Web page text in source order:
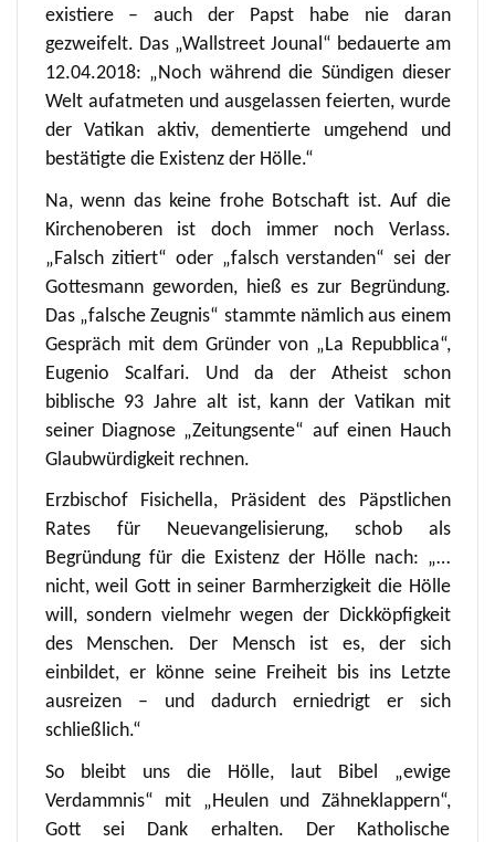
existiere – auch der Papst habe nie daran
gezweifelt. Das „Wallstreet Jounal“ bedauerte am
12.04.2018: „Noch während die Sündigen dieser
Welt aufatmeten und ausgelassen feierten, wurde
der Vatikan aktiv, dementierte umgehend und
bestätigte die Existenz der Hölle.“
Na, wenn das keine frohe Botschaft ist. Auf die
Kirchenoberen ist doch immer noch Verlass.
„Falsch zitiert“ oder „falsch verstanden“ sei der
Gottesmann geworden, hieß es zur Begründung.
Das „falsche Zeugnis“ stammte nämlich aus einem
Gespräch mit dem Gründer von „La Repubblica“,
Eugenio Scalfari. Und da der Atheist schon
biblische 93 Jahre alt ist, kann der Vatikan mit
seiner Diagnose „Zeitungsente“ auf einen Hauch
Glaubwürdigkeit rechnen.
Erzbischof Fisichella, Präsident des Päpstlichen
Rates für Neuevangelisierung, schob als
Begründung für die Existenz der Hölle nach: „…
nicht, weil Gott in seiner Barmherzigkeit die Hölle
will, sondern vielmehr wegen der Dickköpfigkeit
des Menschen. Der Mensch ist es, der sich
einbildet, er könne seine Freiheit bis ins Letzte
ausreizen – und dadurch erniedrigt er sich
schließlich.“
So bleibt uns die Hölle, laut Bibel „ewige
Verdammnis“ mit „Heulen und Zähneklappern“,
Gott sei Dank erhalten. Der Katholische